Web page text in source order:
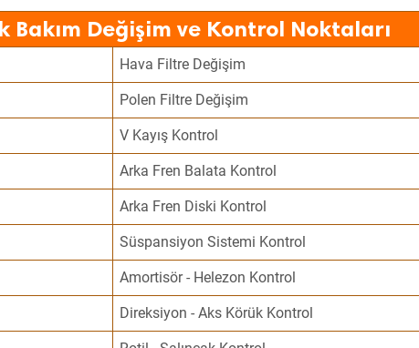
Bakım Değişim ve Kontrol Noktaları
Hava Filtre Değişim
Polen Filtre Değişim
V Kayış Kontrol
Arka Fren Balata Kontrol
Arka Fren Diski Kontrol
Süspansiyon Sistemi Kontrol
Amortisör - Helezon Kontrol
Direksiyon - Aks Körük Kontrol